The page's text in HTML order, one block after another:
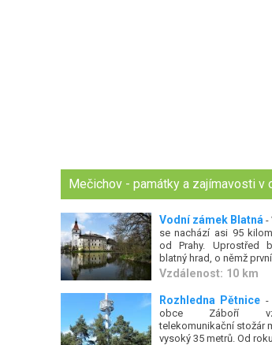
Mečichov - památky a zajímavosti v
Vodní zámek Blatná-
se nachází asi 95
od Prahy. Uprostřed
blatný hrad, o němž
Vzdálenost: 10 km
Rozhledna Pětnice -
obce Záboří
telekomunikační stožár
vysoký 35 metrů. Od roku